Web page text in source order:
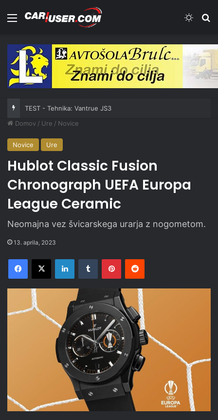
Meni
TEST - Tehnika: Vantrue JS3
Domov / Ure / Novice
Novice Ure
Hublot Classic Fusion
Chronograph UEFA Europa
League Ceramic
Neomajna vez švicarskega urarja z nogometom.
13. aprila, 2023
Facebook
X LinkedInTumblr PinterestReddit